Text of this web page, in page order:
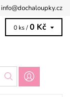
info@dochaloupky.cz
0 ks / 0 Kč